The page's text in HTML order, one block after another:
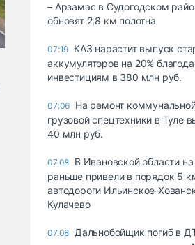
– Арзамас в Судогодском
обновят 2,8 км полотна
07:19 КАЗ нарастит выпуск
аккумуляторов на 20%
инвестициям в 380 млн руб.
07:06 На ремонт
грузовой спецтехники в Туле
40 млн руб.
07.08 В Ивановской области на
раньше привели в порядок 5
автодороги Ильинское-
Кулачево
07.08 Дальнобойщик погиб в